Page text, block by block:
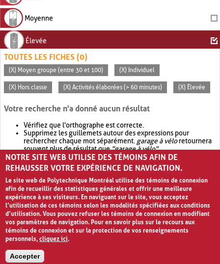
Moyenne
Élevée
TOUTES LES FICHES (0)
(X) Moyen groupe (entre 30 et 100) (X) Individuel
(X) Hors classe (X) Activités élaborées (> 60 minutes) (X) Élevée
Votre recherche n'a donné aucun résultat
Vérifiez que l'orthographe est correcte.
Supprimez les guillemets autour des expressions pour
rechercher chaque mot séparément. garage à véloretournera
souvent plus de résultat que"garage à vélo".
Envisagez d'élargir votre recherche avec OR.garage OR vélo
retournera souvent plus de résultat quegarage à vélo
NOTRE SITE WEB UTILISE DES TÉMOINS AFIN DE
REHAUSSER VOTRE EXPÉRIENCE DE NAVIGATION.
Le site web de Polytechnique Montréal utilise des témoins de connexion
afin de recueillir des statistiques générales et offrir une meilleure
expérience à ses visiteurs. En naviguant sur le site, vous acceptez
l’utilisation de ces témoins selon les modalités spécifiées aux conditions
d’utilisation. Vous pouvez refuser les témoins de connexion en modifiant
vos paramètres de navigation. Pour en savoir plus sur le recours aux
témoins de connexion et sur la protection de vos renseignements
personnels,cliquez ici.
Accepter